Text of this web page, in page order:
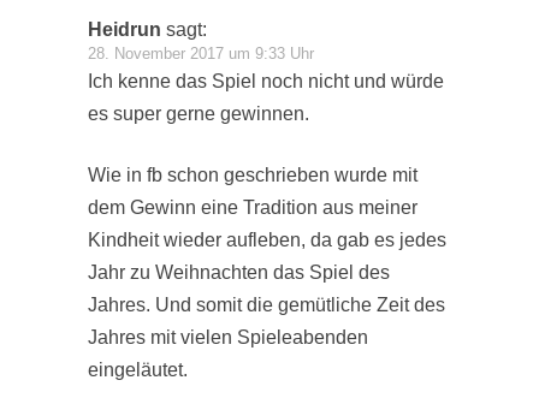
Heidrun sagt:
28. November 2017 um 9:33 Uhr
Ich kenne das Spiel noch nicht und würde
es super gerne gewinnen.
Wie in fb schon geschrieben wurde mit
dem Gewinn eine Tradition aus meiner
Kindheit wieder aufleben, da gab es jedes
Jahr zu Weihnachten das Spiel des
Jahres. Und somit die gemütliche Zeit des
Jahres mit vielen Spieleabenden
eingeläutet.